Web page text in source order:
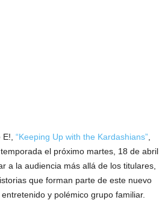
“Keeping Up with the Kardashians”
el próximo martes, 18 de abril
a la audiencia más allá de los titulares,
que forman parte de este nuevo
y polémico grupo familiar.